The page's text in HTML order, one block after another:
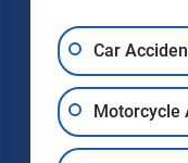
Solicitar
Car
Motorcycle